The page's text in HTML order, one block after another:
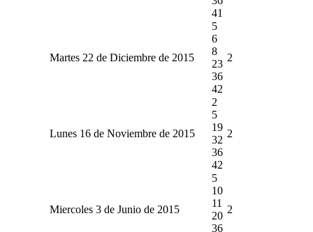
41
Martes 22 de Diciembre de 2015
5
6
8
23
36
42
2
Lunes 16 de Noviembre de 2015
2
5
19
32
36
42
2
Miercoles 3 de Junio de 2015
5
10
11
20
36
2